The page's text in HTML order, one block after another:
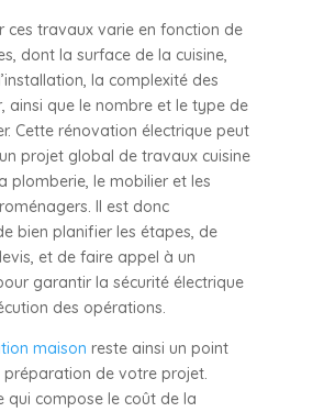
ces travaux varie en fonction de
dont la surface de la cuisine,
la complexité des
ainsi que le nombre et le type de
Cette rénovation électrique peut
projet global de travaux cuisine
plomberie, le mobilier et les
Il est donc
bien planifier les étapes, de
et de faire appel à un
garantir la sécurité électrique
des opérations.
maison reste ainsi un point
préparation de votre projet.
qui compose le coût de la